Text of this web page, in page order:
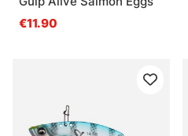
€11.90